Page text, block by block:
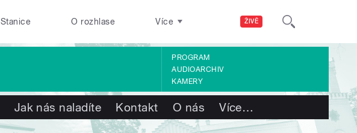
ŽIVĚ
Stanice O rozhlase Více
PROGRAM
AUDIOARCHIV
KAMERY
Jak nás naladíte Kontakt O nás Více…